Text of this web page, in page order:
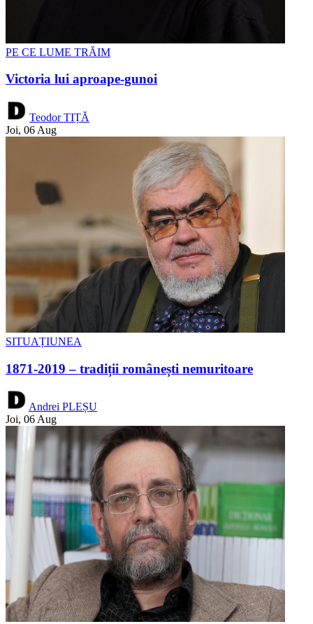
PE CE LUME TRĂIM
Victoria lui aproape-gunoi
Teodor TIȚĂ
Joi, 06 Aug
SITUAȚIUNEA
1871-2019 – tradiții românești nemuritoare
Andrei PLEȘU
Joi, 06 Aug